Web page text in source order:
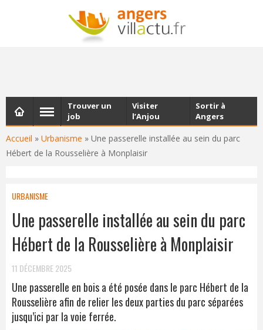
NEWSLETTER
Les dernières actualités d'Angers, chaque vendredi dans
Accueil » Urbanisme » Une passerelle installée au sein du parc
Hébert de la Rousselière à Monplaisir
Trouver un
job
Visiter
l’Anjou
Sortir à
Angers
URBANISME
Une passerelle installée au sein du parc
Hébert de la Rousselière à Monplaisir
11 DÉCEMBRE 2025
Une passerelle en bois a été posée dans le parc Hébert de la
Rousselière afin de relier les deux parties du parc séparées
jusqu’ici par la voie ferrée.